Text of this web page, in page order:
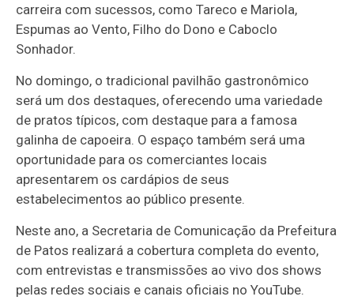
carreira com sucessos, como Tareco e Mariola,
Espumas ao Vento, Filho do Dono e Caboclo
Sonhador.
No domingo, o tradicional pavilhão gastronômico
será um dos destaques, oferecendo uma variedade
de pratos típicos, com destaque para a famosa
galinha de capoeira. O espaço também será uma
oportunidade para os comerciantes locais
apresentarem os cardápios de seus
estabelecimentos ao público presente.
Neste ano, a Secretaria de Comunicação da Prefeitura
de Patos realizará a cobertura completa do evento,
com entrevistas e transmissões ao vivo dos shows
pelas redes sociais e canais oficiais no YouTube.